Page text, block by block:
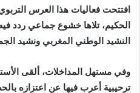
​افتتحت فعاليات هذا العرس
الحكيم، تلاها خشوع جماعي ردد
النشيد الوطني المغربي ونشيد
​وفي مستهل المداخلات، ألقى
ترحيبية أعرب فيها عن اعتزازه